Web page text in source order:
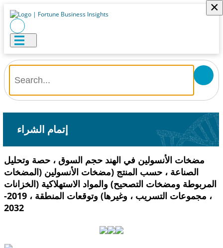
×
إتمام الشراء
مضخات الأنسولين في الهند حجم السوق ، حصة وتحليل
الصناعة ، حسب المنتج (مضخات الأنسولين (المضخات
المربوطة ومضخات التصحيح) والمواد الاستهلاكية (الخزانات
، مجموعات التسريب ، وغيرها) وتوقعات المنطقة ، 2019-
2032